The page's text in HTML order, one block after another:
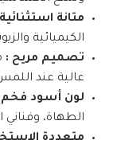
متانة
الكيميائية
تصميم مريح :
عالية عند
لون أسود فخم
الطهاة، وفناني
متعددة